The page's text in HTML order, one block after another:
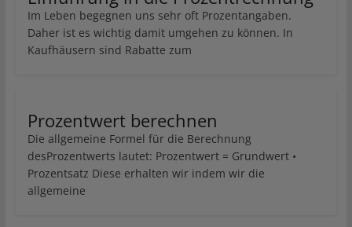
Im Leben begegnen uns sehr oft Prozentangaben.
Daher ist es wichtig damit umgehen zu können. In
Kaufhäusern sind Rabatte zum
Prozentwert berechnen
Die allgemeine Formel für die Berechnung
desProzentwerts lautet: Prozentwert = Grundwert •
Prozentsatz Diese erhalten wir indem wir die
allgemeine